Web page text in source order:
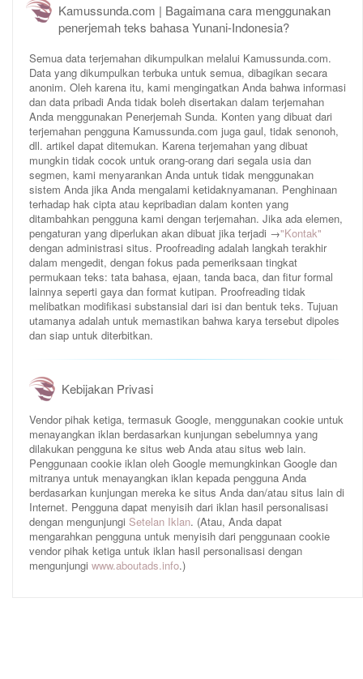
Kamussunda.com | Bagaimana cara menggunakan
penerjemah teks bahasa Yunani-Indonesia?
Semua data terjemahan dikumpulkan melalui Kamussunda.com.
Data yang dikumpulkan terbuka untuk semua, dibagikan secara
anonim. Oleh karena itu, kami mengingatkan Anda bahwa informasi
dan data pribadi Anda tidak boleh disertakan dalam terjemahan
Anda menggunakan Penerjemah Sunda. Konten yang dibuat dari
terjemahan pengguna Kamussunda.com juga gaul, tidak senonoh,
dll. artikel dapat ditemukan. Karena terjemahan yang dibuat
mungkin tidak cocok untuk orang-orang dari segala usia dan
segmen, kami menyarankan Anda untuk tidak menggunakan
sistem Anda jika Anda mengalami ketidaknyamanan. Penghinaan
terhadap hak cipta atau kepribadian dalam konten yang
ditambahkan pengguna kami dengan terjemahan. Jika ada elemen,
pengaturan yang diperlukan akan dibuat jika terjadi →"Kontak"
dengan administrasi situs. Proofreading adalah langkah terakhir
dalam mengedit, dengan fokus pada pemeriksaan tingkat
permukaan teks: tata bahasa, ejaan, tanda baca, dan fitur formal
lainnya seperti gaya dan format kutipan. Proofreading tidak
melibatkan modifikasi substansial dari isi dan bentuk teks. Tujuan
utamanya adalah untuk memastikan bahwa karya tersebut dipoles
dan siap untuk diterbitkan.
Kebijakan Privasi
Vendor pihak ketiga, termasuk Google, menggunakan cookie untuk
menayangkan iklan berdasarkan kunjungan sebelumnya yang
dilakukan pengguna ke situs web Anda atau situs web lain.
Penggunaan cookie iklan oleh Google memungkinkan Google dan
mitranya untuk menayangkan iklan kepada pengguna Anda
berdasarkan kunjungan mereka ke situs Anda dan/atau situs lain di
Internet. Pengguna dapat menyisih dari iklan hasil personalisasi
dengan mengunjungi Setelan Iklan. (Atau, Anda dapat
mengarahkan pengguna untuk menyisih dari penggunaan cookie
vendor pihak ketiga untuk iklan hasil personalisasi dengan
mengunjungi www.aboutads.info.)